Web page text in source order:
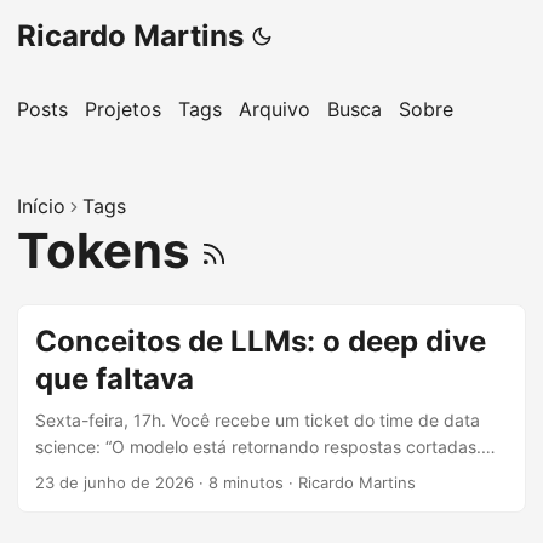
Ricardo Martins
Posts Projetos Tags Arquivo Busca Sobre
Início Tags
Tokens
Conceitos de LLMs: o deep dive
que faltava
Sexta-feira, 17h. Você recebe um ticket do time de data
science: “O modelo está retornando respostas cortadas.
Parece que o context window encheu. Pode aumentar?”
23 de junho de 2026 · 8 minutos · Ricardo Martins